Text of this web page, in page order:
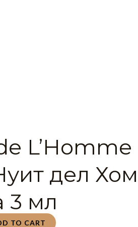
L’Homme
дел Хом
3 мл
TO CART